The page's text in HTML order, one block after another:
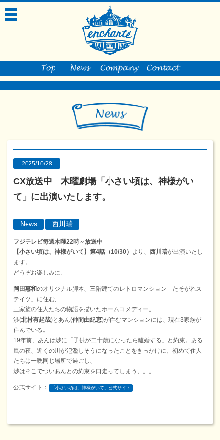
toggle
2025/10/28
CX放送中 木曜劇場「小さい頃は、神様がい
て」に出演いたします。
News 西川瑞
フジテレビ毎週木曜22時～放送中
【小さい頃は、神様がいて】 第4話（10/30） より、 西川瑞が出演いたし
ます。
どうぞお楽しみに。
岡田惠和のオリジナル脚本、三階建てのレトロマンション「たそがれス
テイツ」に住む、
三家族の住人たちの物語を描いたホームコメディー。
渉(北村有起哉)とあん(仲間由紀恵)が住むマンションには、現在3家族が
住んでいる。
19年前、あんは渉に「子供が二十歳になったら離婚する」と約束。ある
嵐の夜、近くの川が氾濫しそうになったことをきっかけに、初めて住人
たちは一晩同じ場所で過ごし、
渉はそこでついあんとの約束を口走ってしまう。。。
公式サイト： 「小さい頃は、神様がいて」公式サイト